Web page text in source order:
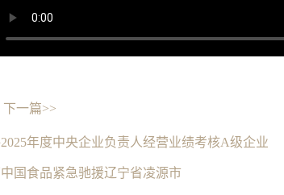
下一篇>>
年度中央企业负责人经营业绩考核A级企业
国食品紧急驰援辽宁省凌源市